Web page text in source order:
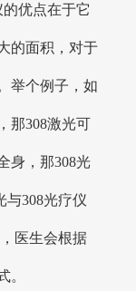
优点在于它
的面积，对于
举个例子，如
那308激光可
身，那308光
与308光疗仪
医生会根据
。